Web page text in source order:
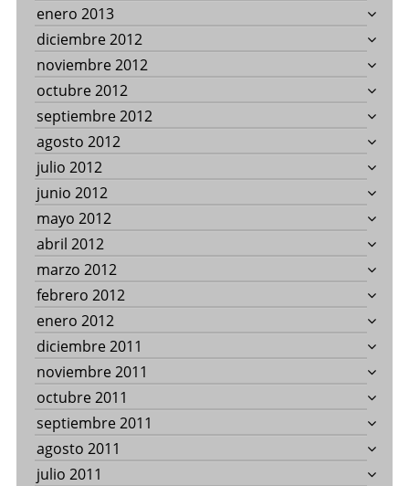
enero 2013
diciembre 2012
noviembre 2012
octubre 2012
septiembre 2012
agosto 2012
julio 2012
junio 2012
mayo 2012
abril 2012
marzo 2012
febrero 2012
enero 2012
diciembre 2011
noviembre 2011
octubre 2011
septiembre 2011
agosto 2011
julio 2011